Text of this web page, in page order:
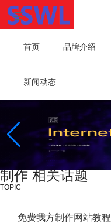
首页 品牌介绍
新闻动态
制作 相关话题
TOPIC
免费我方制作网站教程